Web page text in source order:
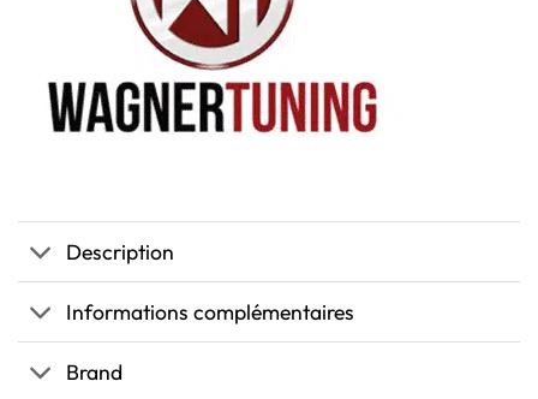
Description
Informations complémentaires
Brand